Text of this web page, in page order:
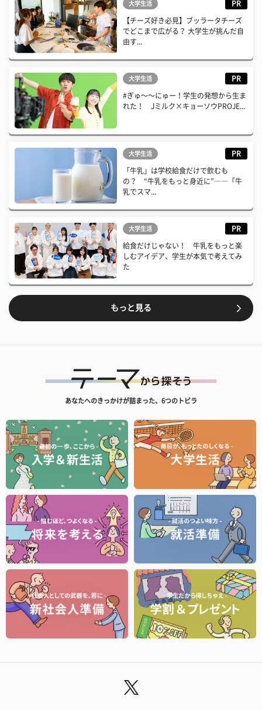
大学生活 PR
【チーズ好き必見】ブッラータチーズ
でどこまで広がる？ 大学生が挑んだ自
由す...
大学生活 PR
#ぎゅ〜〜にゅー！学生の発想から生ま
れた！ Jミルク×キョーソウPROJE...
大学生活 PR
「牛乳」は学校給食だけで飲むも
の？ “牛乳をもっと身近に”――「牛
乳でスマ...
大学生活 PR
給食だけじゃない！ 牛乳をもっと楽
しむアイデア、学生が本気で考えてみ
た
もっと見る
あなたへのきっかけが詰まった、6つのトビラ